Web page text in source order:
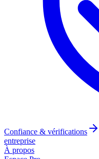
Confiance & vérifications
entreprise
À propos